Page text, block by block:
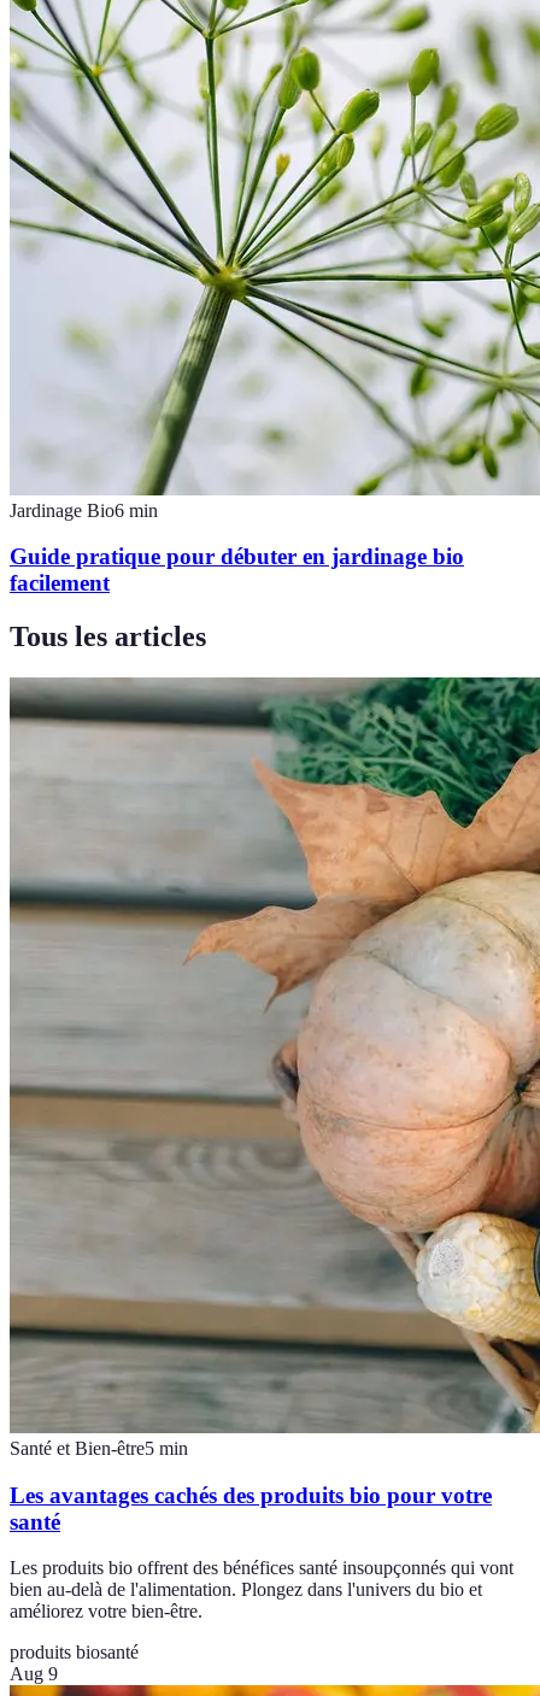
Jardinage Bio6 min
Guide pratique pour débuter en jardinage bio
facilement
Tous les articles
Santé et Bien-être5 min
Les avantages cachés des produits bio pour votre
santé
Les produits bio offrent des bénéfices santé insoupçonnés qui vont
bien au-delà de l'alimentation. Plongez dans l'univers du bio et
améliorez votre bien-être.
produits biosanté
Aug 9